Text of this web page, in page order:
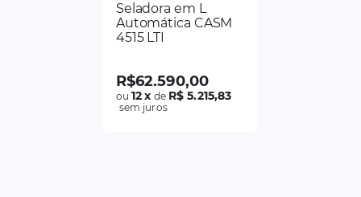
Seladora em L
Automática CASM
4515 LTI
R$62.590,00
ou12x de R$ 5.215,83
sem juros